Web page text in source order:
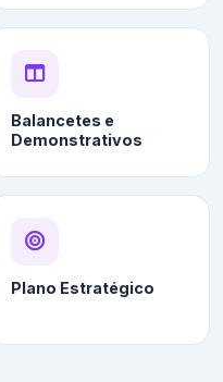
Balancetes e
Demonstrativos
Plano Estratégico